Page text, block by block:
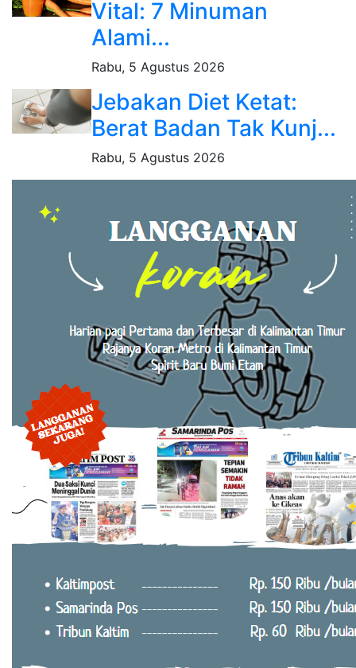
Vital: 7 Minuman
Alami...
Rabu, 5 Agustus 2026
Jebakan Diet Ketat:
Berat Badan Tak Kunj...
Rabu, 5 Agustus 2026